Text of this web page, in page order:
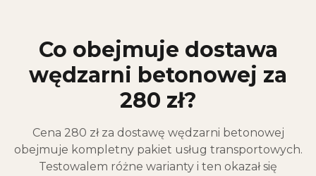
Co obejmuje dostawa
wędzarni betonowej za
280 zł?
Cena 280 zł za dostawę wędzarni betonowej
obejmuje kompletny pakiet usług transportowych.
Testowalem różne warianty i ten okazał się